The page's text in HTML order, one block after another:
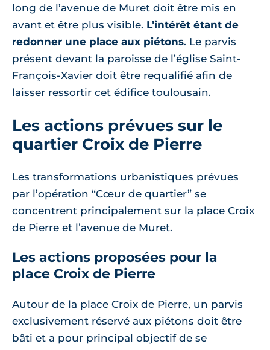
long de l’avenue de Muret doit être mis en
avant et être plus visible. L’intérêt étant de
redonner une place aux piétons. Le parvis
présent devant la paroisse de l’église Saint-
François-Xavier doit être requalifié afin de
laisser ressortir cet édifice toulousain.
Les actions prévues sur le
quartier Croix de Pierre
Les transformations urbanistiques prévues
par l’opération “Cœur de quartier” se
concentrent principalement sur la place Croix
de Pierre et l’avenue de Muret.
Les actions proposées pour la
place Croix de Pierre
Autour de la place Croix de Pierre, un parvis
exclusivement réservé aux piétons doit être
bâti et a pour principal objectif de se